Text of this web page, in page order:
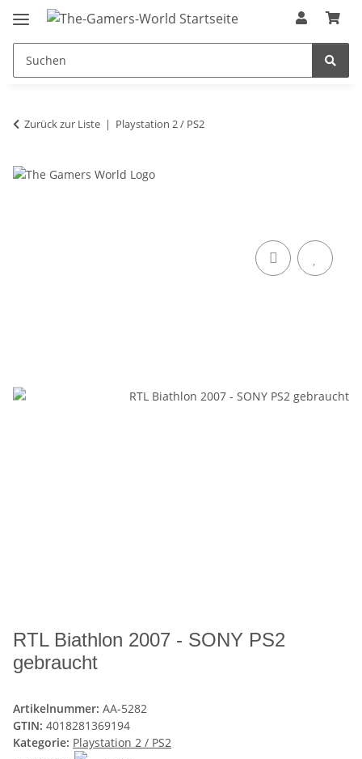
Zurück zur Liste Playstation 2 / PS2
RTL Biathlon 2007 - SONY PS2
gebraucht
Artikelnummer: AA-5282
GTIN: 4018281369194
Kategorie: Playstation 2 / PS2